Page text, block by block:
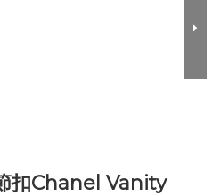
扣Chanel Vanity